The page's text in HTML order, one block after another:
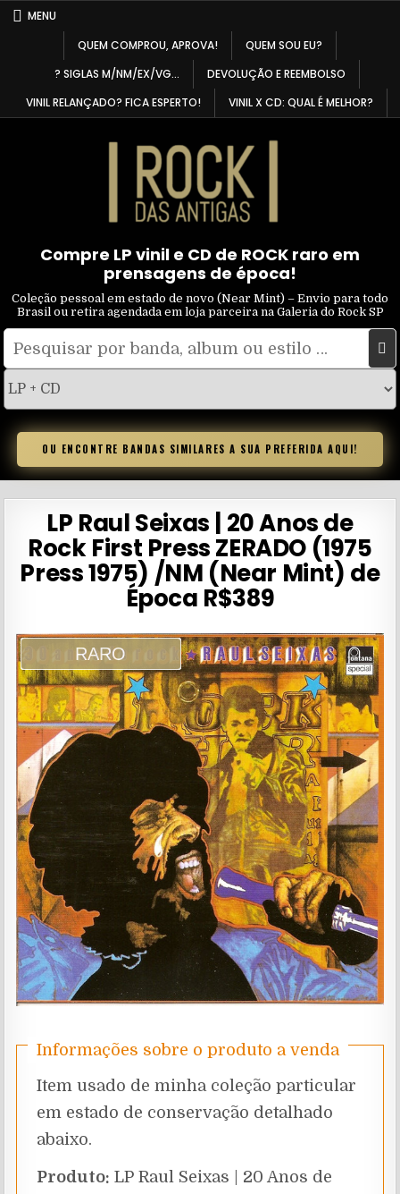
SkipMENU
QUEM COMPROU, APROVA!
QUEM SOU EU?
? SIGLAS M/NM/EX/VG…
DEVOLUÇÃO E REEMBOLSO
VINIL RELANÇADO? FICA ESPERTO!
VINIL X CD: QUAL É MELHOR?
Compre LP vinil e CD de ROCK raro em
prensagens de época!
Coleção pessoal em estado de novo (Near Mint) – Envio para todo
Brasil ou retira agendada em loja parceira na Galeria do Rock SP
Pesquisar
tipo
OU ENCONTRE BANDAS SIMILARES A SUA PREFERIDA AQUI!
LP Raul Seixas | 20 Anos de
Rock First Press ZERADO (1975
Press 1975) /NM (Near Mint) de
Época R$389
RARO
Informações sobre o produto a venda
Item usado de minha coleção particular
em estado de conservação detalhado
abaixo.
Produto: LP Raul Seixas | 20 Anos de